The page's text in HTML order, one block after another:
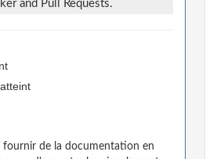
and Pull Requests.
fournir de la documentation en